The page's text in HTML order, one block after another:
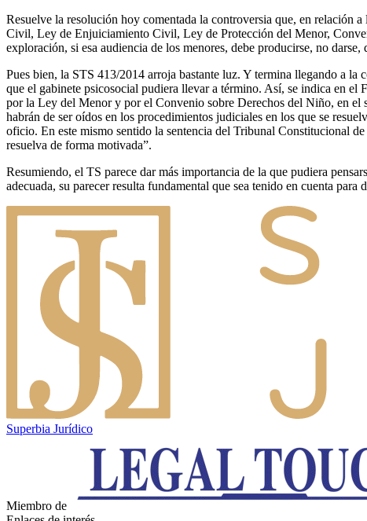
Resuelve la resolución hoy comentada la controversia que, en relación
Civil, Ley de Enjuiciamiento Civil, Ley de Protección del Menor,
exploración, si esa audiencia de los menores, debe producirse, no
Pues bien, la STS 413/2014 arroja bastante luz. Y termina llegando a
que el gabinete psicosocial pudiera llevar a término. Así, se indica en
por la Ley del Menor y por el Convenio sobre Derechos del Niño, en el
habrán de ser oídos en los procedimientos judiciales en los que se
oficio. En este mismo sentido la sentencia del Tribunal Constitucional
resuelva de forma motivada”.
Resumiendo, el TS parece dar más importancia de la que pudiera
adecuada, su parecer resulta fundamental que sea tenido en cuenta para
Superbia Jurídico
Miembro de